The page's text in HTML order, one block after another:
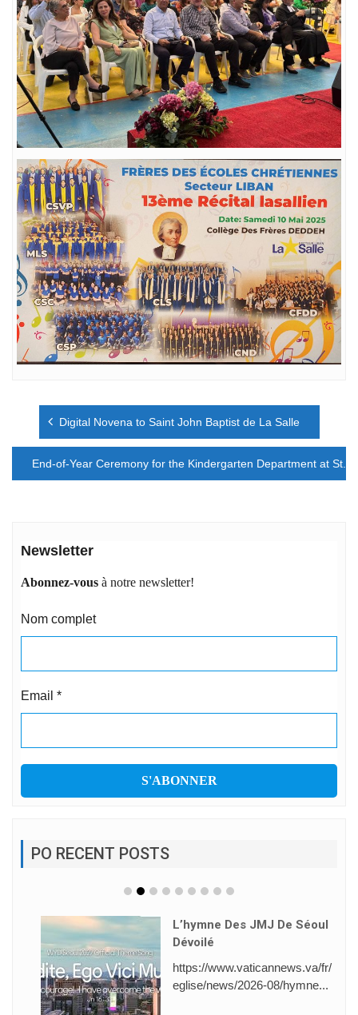
Navigation
l’article
Digital Novena to Saint John Baptist de La Salle
End-of-Year Ceremony for the Kindergarten Department at St.
Newsletter
Abonnez-vous à notre newsletter!
Nom complet
Email *
PO RECENT POSTS
L’hymne Des JMJ De Séoul
Dévoilé
https://www.vaticannews.va/fr/
eglise/news/2026-08/hymne...